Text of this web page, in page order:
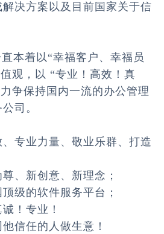
决方案以及目前国家关于信
着以“幸福客户、幸福员
观，以 “专业！高效！真
争保持国内一流的办公管理
司。
专业力量、敬业乐群、打造
、新创意、新理念；
级的软件服务平台；
！专业！
信任的人做生意！